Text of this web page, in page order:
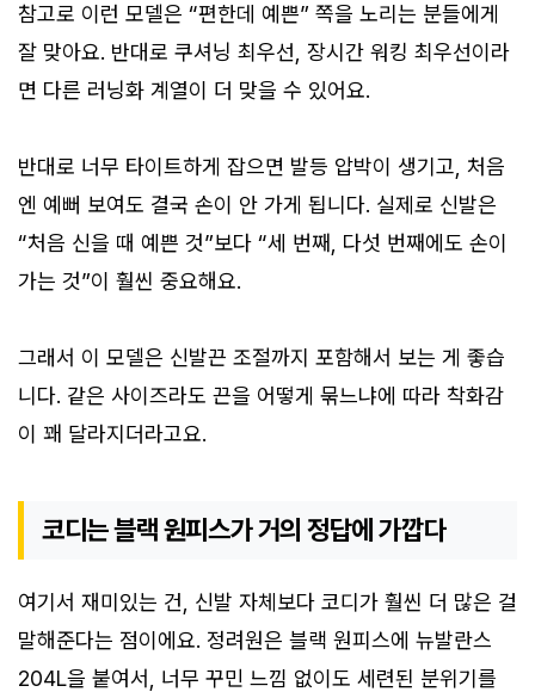
참고로 이런 모델은 “편한데 예쁜” 쪽을 노리는 분들에게
잘 맞아요. 반대로 쿠셔닝 최우선, 장시간 워킹 최우선이라
면 다른 러닝화 계열이 더 맞을 수 있어요.
반대로 너무 타이트하게 잡으면 발등 압박이 생기고, 처음
엔 예뻐 보여도 결국 손이 안 가게 됩니다. 실제로 신발은
“처음 신을 때 예쁜 것”보다 “세 번째, 다섯 번째에도 손이
가는 것”이 훨씬 중요해요.
그래서 이 모델은 신발끈 조절까지 포함해서 보는 게 좋습
니다. 같은 사이즈라도 끈을 어떻게 묶느냐에 따라 착화감
이 꽤 달라지더라고요.
코디는 블랙 원피스가 거의 정답에 가깝다
여기서 재미있는 건, 신발 자체보다 코디가 훨씬 더 많은 걸
말해준다는 점이에요. 정려원은 블랙 원피스에 뉴발란스
204L을 붙여서, 너무 꾸민 느낌 없이도 세련된 분위기를